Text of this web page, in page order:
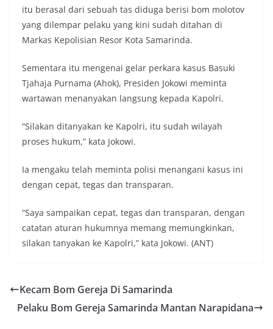
itu berasal dari sebuah tas diduga berisi bom molotov
yang dilempar pelaku yang kini sudah ditahan di
Markas Kepolisian Resor Kota Samarinda.
Sementara itu mengenai gelar perkara kasus Basuki
Tjahaja Purnama (Ahok), Presiden Jokowi meminta
wartawan menanyakan langsung kepada Kapolri.
“Silakan ditanyakan ke Kapolri, itu sudah wilayah
proses hukum,” kata Jokowi.
Ia mengaku telah meminta polisi menangani kasus ini
dengan cepat, tegas dan transparan.
“Saya sampaikan cepat, tegas dan transparan, dengan
catatan aturan hukumnya memang memungkinkan,
silakan tanyakan ke Kapolri,” kata Jokowi. (ANT)
Kecam Bom Gereja Di Samarinda
Pelaku Bom Gereja Samarinda Mantan Narapidana